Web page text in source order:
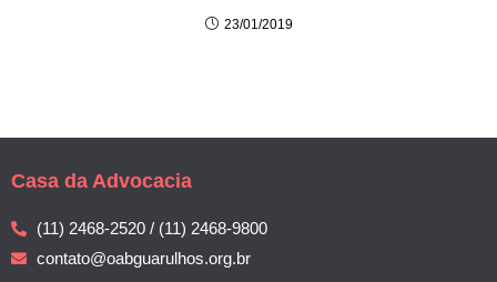
23/01/2019
Casa da Advocacia
(11) 2468-2520 / (11) 2468-9800
contato@oabguarulhos.org.br